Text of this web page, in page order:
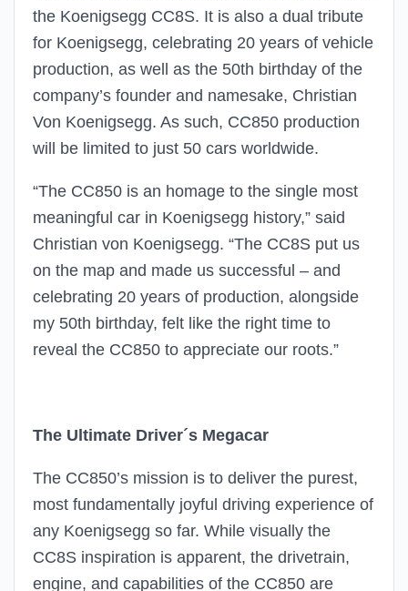
the Koenigsegg CC8S. It is also a dual tribute
for Koenigsegg, celebrating 20 years of vehicle
production, as well as the 50th birthday of the
company’s founder and namesake, Christian
Von Koenigsegg. As such, CC850 production
will be limited to just 50 cars worldwide.
“The CC850 is an homage to the single most
meaningful car in Koenigsegg history,” said
Christian von Koenigsegg. “The CC8S put us
on the map and made us successful – and
celebrating 20 years of production, alongside
my 50th birthday, felt like the right time to
reveal the CC850 to appreciate our roots.”
The Ultimate Driver´s Megacar
The CC850’s mission is to deliver the purest,
most fundamentally joyful driving experience of
any Koenigsegg so far. While visually the
CC8S inspiration is apparent, the drivetrain,
engine, and capabilities of the CC850 are